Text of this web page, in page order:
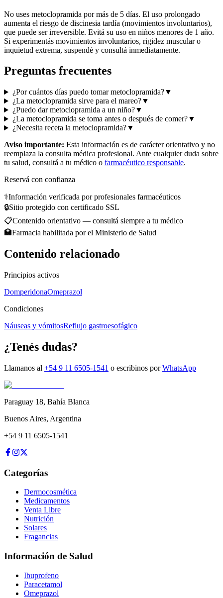
No uses metoclopramida por más de 5 días. El uso prolongado
aumenta el riesgo de discinesia tardía (movimientos involuntarios),
que puede ser irreversible. Evitá su uso en niños menores de 1 año.
Si experimentás movimientos involuntarios, rigidez muscular o
inquietud extrema, suspendé y consultá inmediatamente.
Preguntas frecuentes
¿Por cuántos días puedo tomar metoclopramida?▼
¿La metoclopramida sirve para el mareo?▼
¿Puedo dar metoclopramida a un niño?▼
¿La metoclopramida se toma antes o después de comer?▼
¿Necesita receta la metoclopramida?▼
Aviso importante: Esta información es de carácter orientativo y no
reemplaza la consulta médica profesional. Ante cualquier duda sobre
tu salud, consultá a tu médico o farmacéutico responsable.
Reservá con confianza
⚕️Información verificada por profesionales farmacéuticos
🔒Sitio protegido con certificado SSL
📋Contenido orientativo — consultá siempre a tu médico
🏥Farmacia habilitada por el Ministerio de Salud
Contenido relacionado
Principios activos
DomperidonaOmeprazol
Condiciones
Náuseas y vómitosReflujo gastroesofágico
¿Tenés dudas?
Llamanos al +54 9 11 6505-1541 o escribinos por WhatsApp
Paraguay 18, Bahía Blanca
Buenos Aires, Argentina
+54 9 11 6505-1541
Categorías
Dermocosmética
Medicamentos
Venta Libre
Nutrición
Solares
Fragancias
Información de Salud
Ibuprofeno
Paracetamol
Omeprazol